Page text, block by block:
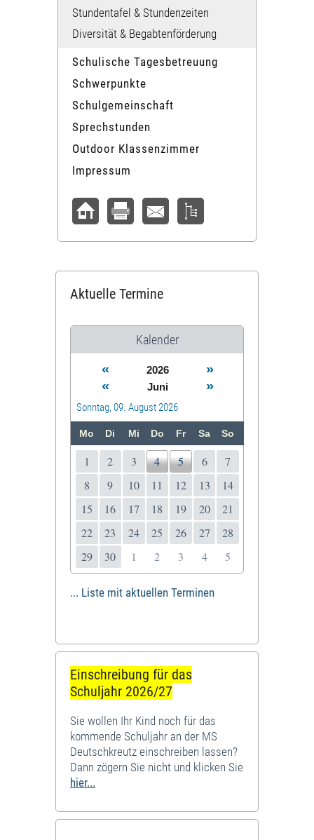
Stundentafel & Stundenzeiten
Diversität & Begabtenförderung
Schulische Tagesbetreuung
Schwerpunkte
Schulgemeinschaft
Sprechstunden
Outdoor Klassenzimmer
Impressum
Aktuelle Termine
Kalender
« 2026
»
«
Juni »
Sonntag, 09. August 2026
Mo Di Mi Do Fr Sa So
1 2 3 4 5 6
7
8
9 10 11 12 13
14
15
16 17 18 19 20
21
22
23 24 25 26 27
28
29
30 1 2 3 4 5
... Liste mit aktuellen Terminen
Einschreibung für das
Schuljahr 2026/27
Sie wollen Ihr Kind noch für das
kommende Schuljahr an der MS
Deutschkreutz einschreiben lassen?
Dann zögern Sie nicht und klicken Sie
hier...